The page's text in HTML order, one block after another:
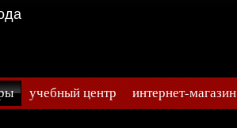
года
учебный центр интернет-магазин